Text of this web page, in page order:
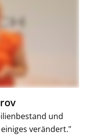
und
verändert."